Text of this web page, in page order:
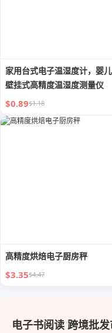
家用台式电子温湿度计，婴
壁挂式高精度温湿度测量仪
$0.89$1.18
高精度烘焙电子厨房秤
$3.35$4.47
电子书阅读 跨境批